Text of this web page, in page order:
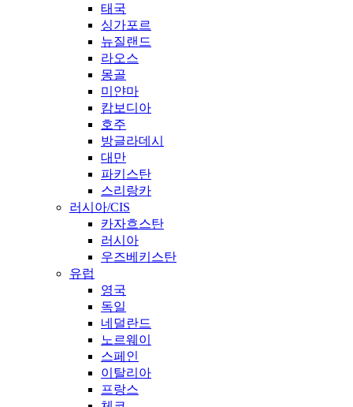
태국
싱가포르
뉴질랜드
라오스
몽골
미얀마
캄보디아
호주
방글라데시
대만
파키스탄
스리랑카
러시아/CIS
카자흐스탄
러시아
우즈베키스탄
유럽
영국
독일
네덜란드
노르웨이
스페인
이탈리아
프랑스